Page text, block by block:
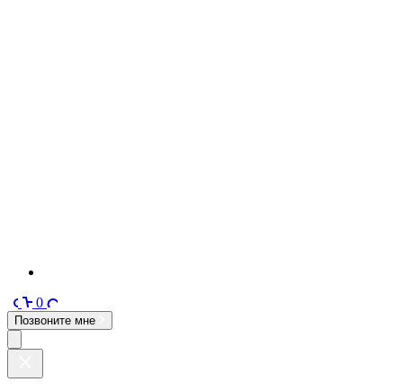
0
Позвоните мне